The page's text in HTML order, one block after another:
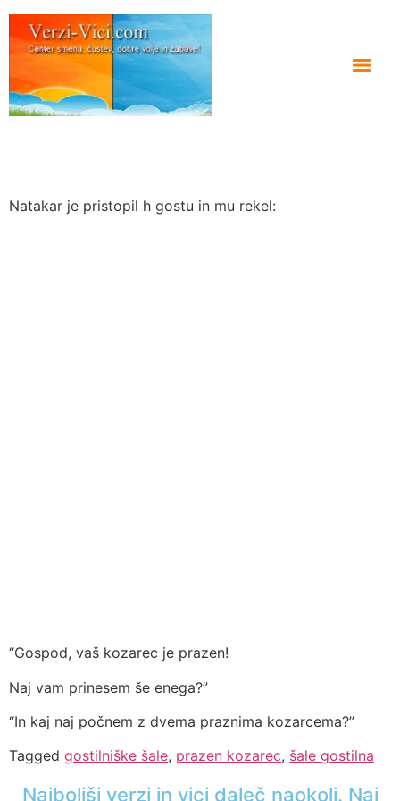
Natakar je pristopil h gostu in mu rekel:
“Gospod, vaš kozarec je prazen!
Naj vam prinesem še enega?”
“In kaj naj počnem z dvema praznima kozarcema?”
Tagged gostilniške šale, prazen kozarec, šale gostilna
Najboljši verzi in vici daleč naokoli. Naj